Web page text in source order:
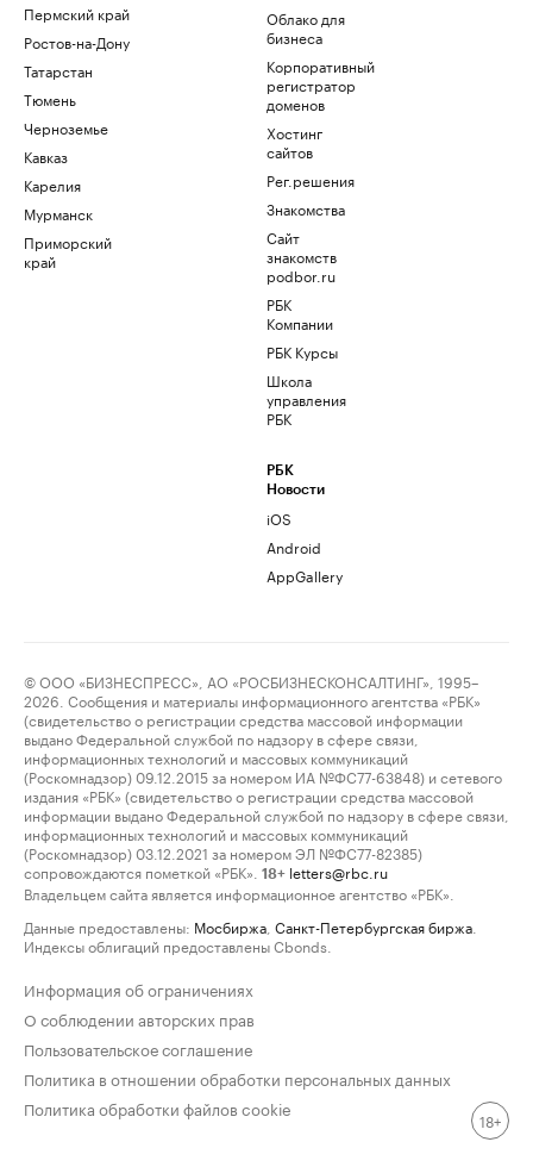
Пермский край
Ростов-на-Дону
Татарстан
Тюмень
Черноземье
Кавказ
Карелия
Мурманск
Приморский
край
Облако для
бизнеса
Корпоративный
регистратор
доменов
Хостинг
сайтов
Рег.решения
Знакомства
Сайт
знакомств
podbor.ru
РБК
Компании
РБК Курсы
Школа
управления
РБК
РБК
Новости
iOS
Android
AppGallery
© ООО «БИЗНЕСПРЕСС», АО «РОСБИЗНЕСКОНСАЛТИНГ», 1995–
2026. Сообщения и материалы информационного агентства «РБК»
(свидетельство о регистрации средства массовой информации
выдано Федеральной службой по надзору в сфере связи,
информационных технологий и массовых коммуникаций
(Роскомнадзор) 09.12.2015 за номером ИА №ФС77-63848) и сетевого
издания «РБК» (свидетельство о регистрации средства массовой
информации выдано Федеральной службой по надзору в сфере связи,
информационных технологий и массовых коммуникаций
(Роскомнадзор) 03.12.2021 за номером ЭЛ №ФС77-82385)
сопровождаются пометкой «РБК».
18+ letters@rbc.ru
Владельцем сайта является информационное агентство «РБК».
Данные предоставлены: Мосбиржа Санкт-Петербургская биржа
Индексы облигаций предоставлены Cbonds.
Информация об ограничениях
О соблюдении авторских прав
Пользовательское соглашение
Политика в отношении обработки персональных данных
Политика обработки файлов cookie
18+